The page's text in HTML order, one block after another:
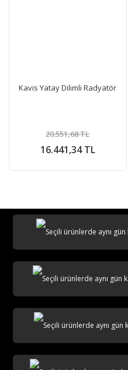
Kavis Yatay Dilimli Radyatör
16.441,34 TL
20.551,68 TL